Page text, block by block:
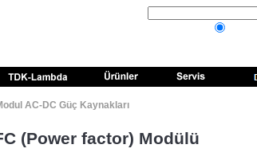
AC-DC Güç Kaynakları
(Power factor) Modülü